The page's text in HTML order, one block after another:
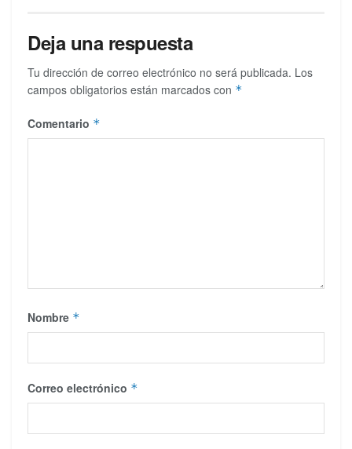
Deja una respuesta
Tu dirección de correo electrónico no será publicada. Los
campos obligatorios están marcados con *
Comentario *
Nombre *
Correo electrónico *